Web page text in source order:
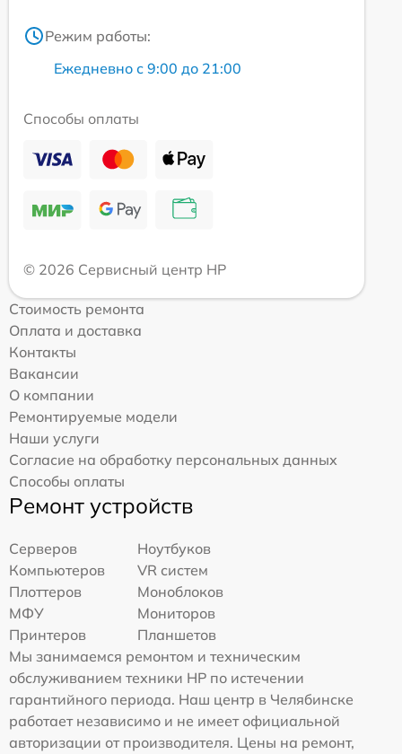
Режим работы:
Ежедневно с 9:00 до 21:00
Способы оплаты
© 2026 Сервисный центр HP
Стоимость ремонта
Оплата и доставка
Контакты
Вакансии
О компании
Ремонтируемые модели
Наши услуги
Согласие на обработку персональных данных
Способы оплаты
Ремонт устройств
Серверов
Ноутбуков
Компьютеров
VR систем
Плоттеров
Моноблоков
МФУ
Мониторов
Принтеров
Планшетов
Мы занимаемся ремонтом и техническим
обслуживанием техники HP по истечении
гарантийного периода. Наш центр в Челябинске
работает независимо и не имеет официальной
авторизации от производителя. Цены на ремонт,